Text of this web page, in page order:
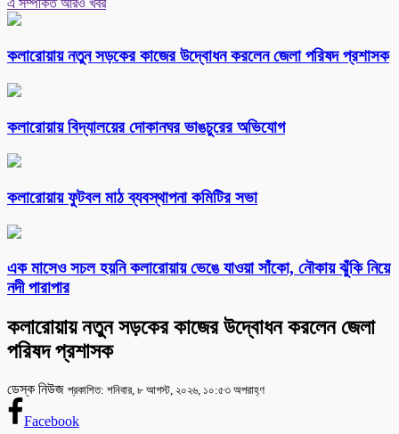
এ সম্পর্কিত আরও খবর
কলারোয়ায় নতুন সড়কের কাজের উদ্বোধন করলেন জেলা পরিষদ প্রশাসক
কলারোয়ায় বিদ্যালয়ের দোকানঘর ভাঙচুরের অভিযোগ
কলারোয়ায় ফুটবল মাঠ ব্যবস্থাপনা কমিটির সভা
এক মাসেও সচল হয়নি কলারোয়ায় ভেঙে যাওয়া সাঁকো, নৌকায় ঝুঁকি নিয়ে
নদী পারাপার
কলারোয়ায় নতুন সড়কের কাজের উদ্বোধন করলেন জেলা
পরিষদ প্রশাসক
ডেস্ক নিউজ প্রকাশিত: শনিবার, ৮ আগস্ট, ২০২৬, ১০:৫৩ অপরাহ্ণ
Facebook